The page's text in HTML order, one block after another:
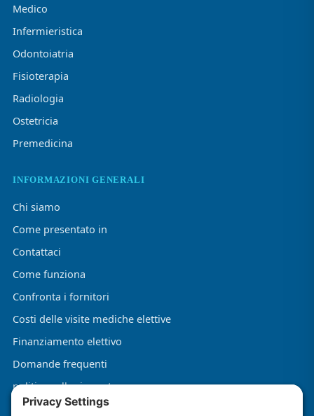
Medico
Infermieristica
Odontoiatria
Fisioterapia
Radiologia
Ostetricia
Premedicina
INFORMAZIONI GENERALI
Chi siamo
Come presentato in
Contattaci
Come funziona
Confronta i fornitori
Costi delle visite mediche elettive
Finanziamento elettivo
Domande frequenti
politica sulla riservatezza
Termini e condizioni